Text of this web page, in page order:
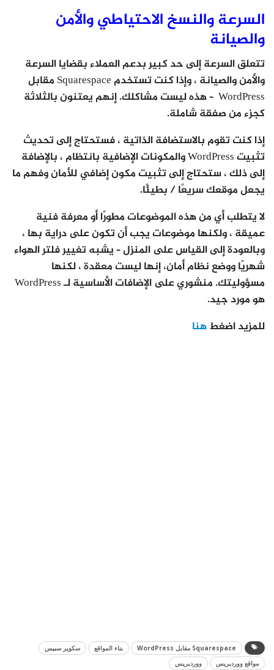
السرعة والنسخ الاحتياطي والأمن
والصيانة
تتعلق السرعة إلى حد كبير بدعم العملاء بقضايا السرعة
والأمن والصيانة ، وإذا كنت تستخدم Squarespace مقابل
WordPress – هذه ليست مشاكلك. إنهم يعتنون بالثلاثة
كجزء من صفقة شاملة.
إذا كنت تقوم بالاستضافة الذاتية ، فستحتاج إلى تحديث
تثبيت WordPress والمكونات الإضافية بانتظام ، بالإضافة
إلى ذلك ، ستحتاج إلى تثبيت مكون إضافي للأمان وفهم ما
يجعل موقعك سريعًا / بطيئًا.
لا يتطلب أي من هذه الموضوعات مطورًا أو معرفة فنية
عميقة ، ولكنها موضوعات يجب أن تكون على دراية بها ،
وبالعودة إلى القياس على المنزل – يشبه تغيير فلتر الهواء
شهريًا ووضع نظام أمان، إنها ليست معقدة ، لكنها
مسؤوليتك. منشوري على الإضافات الأساسية لـ WordPress
هو مورد جيد.
للمزيد اضغط هنا
Squarespace مقابل WordPress بناء المواقع
سكوير سبيس
مواقع ووردبريس
ووردبريس